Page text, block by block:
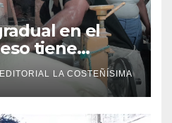
en el
tiene
EDITORIAL LA COSTEÑÍSIMA